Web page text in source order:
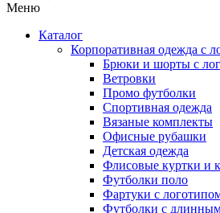
Меню
Каталог
Корпоративная одежда с
Брюки и шорты с
Ветровки
Промо футболки
Спортивная одежда
Вязаные комплекты
Офисные рубашки
Детская одежда
Флисовые куртки и
Футболки поло
Фартуки с
Футболки с